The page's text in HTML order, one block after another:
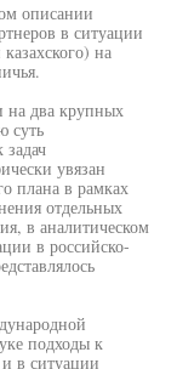
описании
в ситуации
на
на два крупных
суть
увязан
плана в рамках
отдельных
в аналитическом
в российско-
подходы к
в ситуации